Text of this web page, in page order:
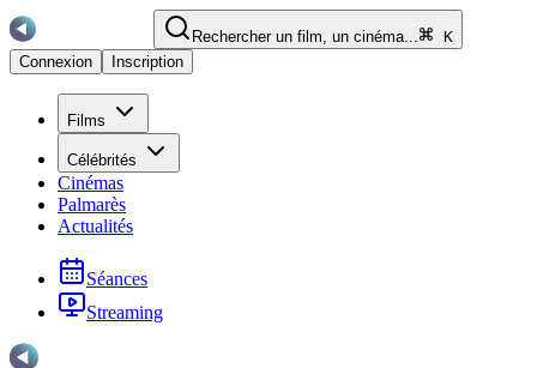
Rechercher un film, un cinéma...
K
Connexion
Inscription
Films
Célébrités
Cinémas
Palmarès
Actualités
Séances
Streaming